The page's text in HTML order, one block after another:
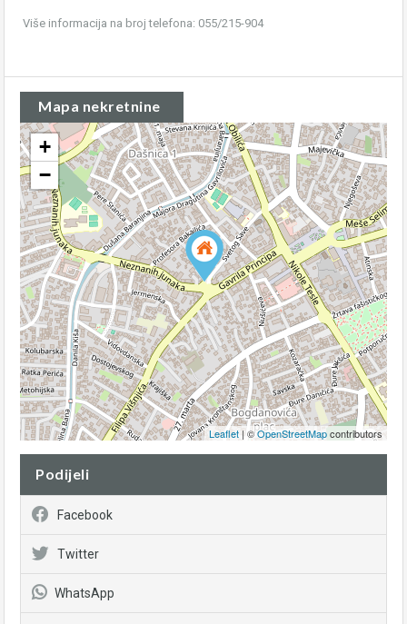
Više informacija na broj telefona: 055/215-904
Mapa nekretnine
+
−
Leaflet | ©OpenStreetMapcontributors
Podijeli
Facebook
Twitter
WhatsApp